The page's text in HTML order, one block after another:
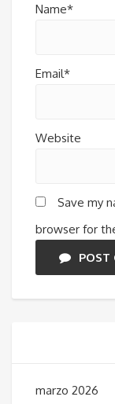
Name*
Email*
Website
Save my
browser for
POST
marzo 2026